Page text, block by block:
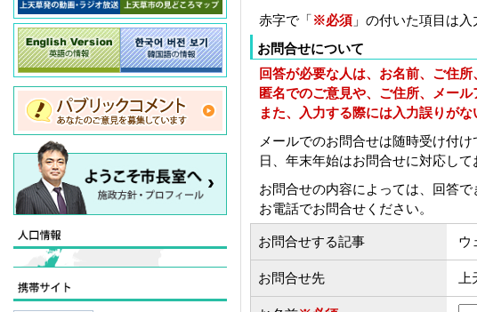
赤字で「※必須 」の付いた項目は入
お問合せについて
回答が必要な人は、お名前、ご住
匿名でのご意見や、ご住所、メー
また、入力する際には入力誤りがな
メールでのお問合せは随時受け付
日、年末年始はお問合せに対応し
お問合せの内容によっては、回答
お電話でお問合せください。
お問合せする記事 ウ
お問合せ先